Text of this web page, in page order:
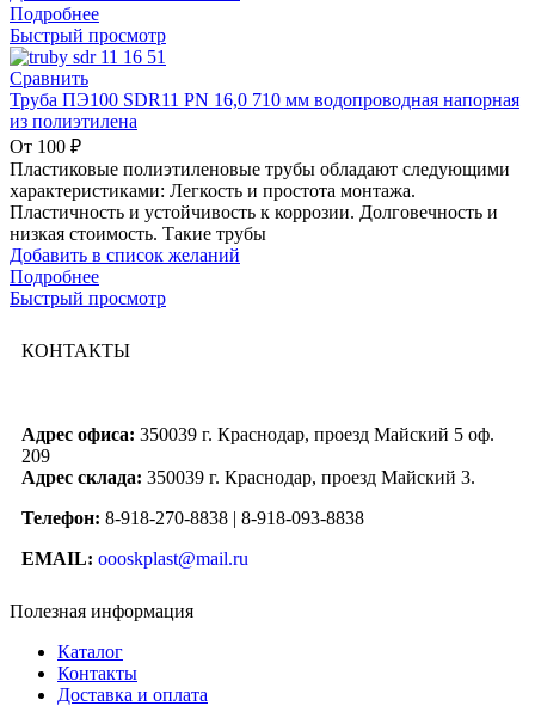
Подробнее
Быстрый просмотр
Сравнить
Труба ПЭ100 SDR11 PN 16,0 710 мм водопроводная напорная
из полиэтилена
От 100 ₽
Пластиковые полиэтиленовые трубы обладают следующими
характеристиками: Легкость и простота монтажа.
Пластичность и устойчивость к коррозии. Долговечность и
низкая стоимость. Такие трубы
Добавить в список желаний
Подробнее
Быстрый просмотр
КОНТАКТЫ
Адрес офиса: 350039 г. Краснодар, проезд Майский 5 оф.
209
Адрес склада: 350039 г. Краснодар, проезд Майский 3.
Телефон: 8-918-270-8838 | 8-918-093-8838
EMAIL: oooskplast@mail.ru
Полезная информация
Каталог
Контакты
Доставка и оплата